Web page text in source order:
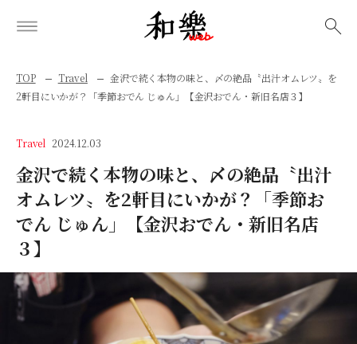
TOP Travel
金沢で続く本物の味と、〆の絶品〝出汁オムレツ〟を
2軒目にいかが？「季節おでん じゅん」【金沢おでん・新旧名店３】
Travel 2024.12.03
金沢で続く本物の味と、〆の絶品〝出汁
オムレツ〟を2軒目にいかが？「季節お
でん じゅん」【金沢おでん・新旧名店
３】